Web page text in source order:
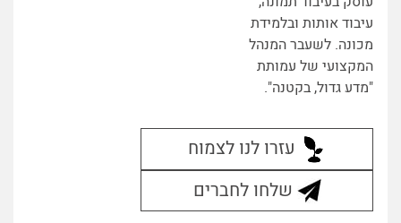
עיבוד אותות ובלמידת
מכונה. לשעבר המנהל
המקצועי של עמותת
"מדע גדול, בקטנה".
עזרו לנו לצמוח
שלחו לחברים